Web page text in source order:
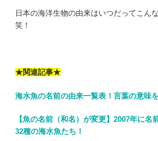
日本の海洋生物の由来はいつだってこん
笑！
★関連記事★
海水魚の名前の由来一覧表！言葉の意味
【魚の名前（和名）が変更】2007年に名
32種の海水魚たち！